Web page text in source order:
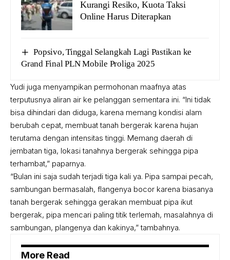
Kurangi Resiko, Kuota Taksi
Online Harus Diterapkan
Popsivo, Tinggal Selangkah Lagi Pastikan ke
Grand Final PLN Mobile Proliga 2025
Yudi juga menyampikan permohonan maafnya atas
terputusnya aliran air ke pelanggan sementara ini. “Ini tidak
bisa dihindari dan diduga, karena memang kondisi alam
berubah cepat, membuat tanah bergerak karena hujan
terutama dengan intensitas tinggi. Memang daerah di
jembatan tiga, lokasi tanahnya bergerak sehingga pipa
terhambat,” paparnya.
“Bulan ini saja sudah terjadi tiga kali ya. Pipa sampai pecah,
sambungan bermasalah, flangenya bocor karena biasanya
tanah bergerak sehingga gerakan membuat pipa ikut
bergerak, pipa mencari paling titik terlemah, masalahnya di
sambungan, plangenya dan kakinya,” tambahnya.
More Read